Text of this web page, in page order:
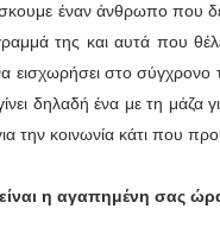
έναν άνθρωπο που
της και αυτά που
εισχωρήσει στο σύγχρονο
δηλαδή ένα με τη μάζα
την κοινωνία κάτι που
η αγαπημένη σας